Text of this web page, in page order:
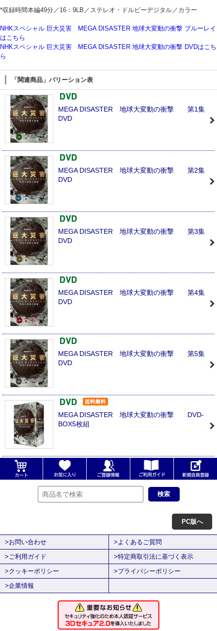
*収録時間本編49分／16：9LB／ステレオ・ドルビーデジタル／カラー
NHKスペシャル 巨大災害 MEGA DISASTER 地球大変動の衝撃 ブルーレイ
はこちら
NHKスペシャル 巨大災害 MEGA DISASTER 地球大変動の衝撃 DVDはこち
ら
「関連商品」バリーション表
MEGA DISASTER 地球大変動の衝撃 第1集
DVD
MEGA DISASTER 地球大変動の衝撃 第2集
DVD
MEGA DISASTER 地球大変動の衝撃 第3集
DVD
MEGA DISASTER 地球大変動の衝撃 第4集
DVD
MEGA DISASTER 地球大変動の衝撃 第5集
DVD
MEGA DISASTER 地球大変動の衝撃 DVD-
BOX5枚組
PC版へ
>お問い合わせ
>よくあるご質問
>ご利用ガイド
>特定商取引法に基づく表示
>クッキーポリシー
>プライバシーポリシー
>企業情報